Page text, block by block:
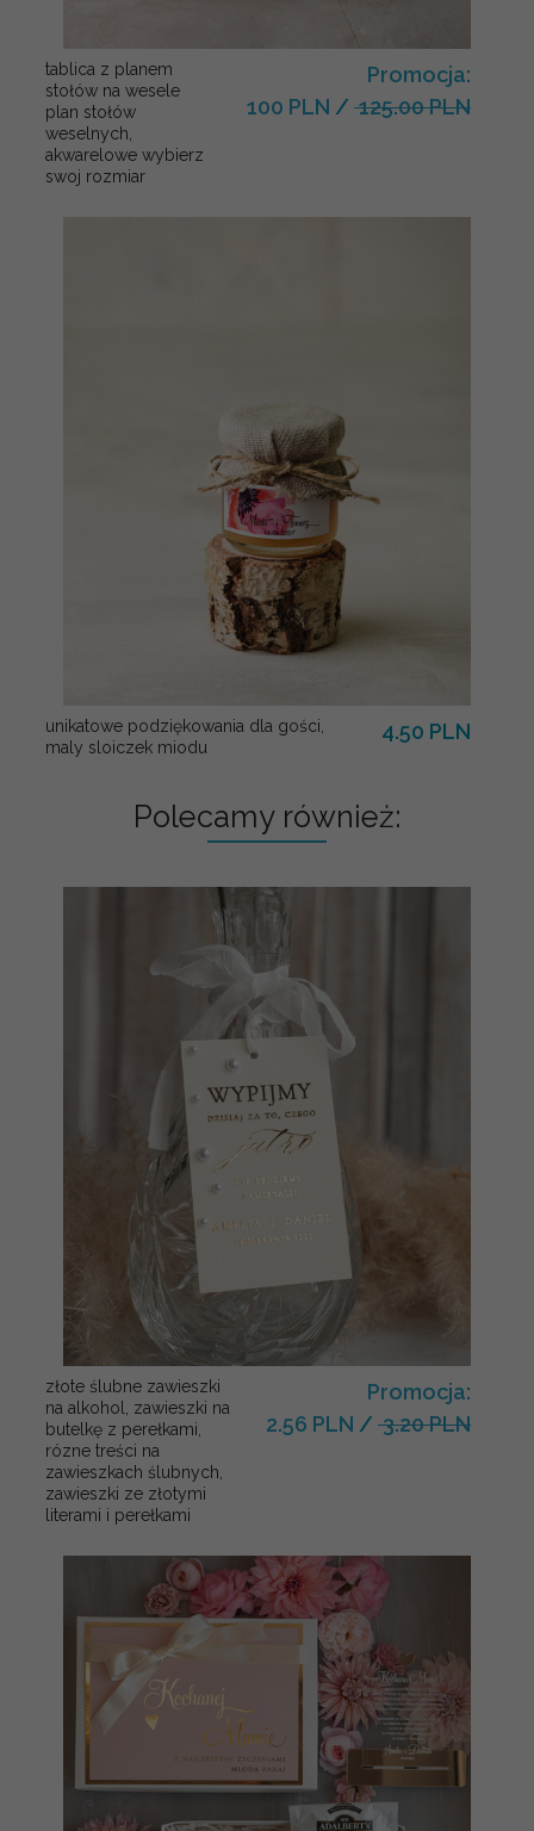
tablica z planem
stołów na wesele
plan stołów
weselnych,
akwarelowe wybierz
swoj rozmiar
Promocja:
100 PLN / 125.00 PLN
unikatowe podziękowania dla gości,
maly sloiczek miodu
4.50 PLN
Polecamy również:
złote ślubne zawieszki
na alkohol, zawieszki na
butelkę z perełkami,
rózne treści na
zawieszkach ślubnych,
zawieszki ze złotymi
literami i perełkami
Promocja:
2.56 PLN / 3.20 PLN